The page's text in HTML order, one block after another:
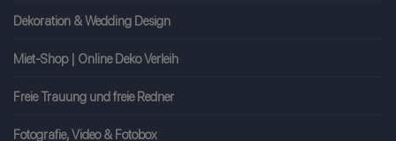
Dekoration & Wedding Design
Miet-Shop | Online Deko Verleih
Freie Trauung und freie Redner
Fotografie, Video & Fotobox